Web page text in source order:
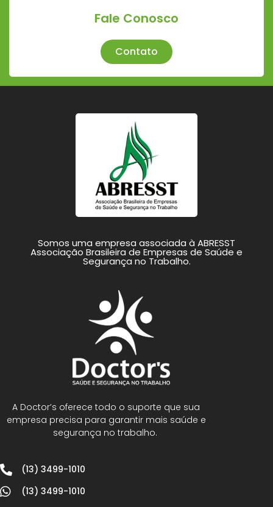
Fale Conosco
Contato
Somos uma empresa associada à ABRESST
Associação Brasileira de Empresas de Saúde e
Segurança no Trabalho.
A Doctor’s oferece todo o suporte que sua
empresa precisa para garantir mais saúde e
segurança no trabalho.
(13) 3499-1010
(13) 3499-1010